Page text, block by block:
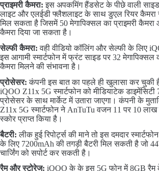
प्राइमरी कैमरा: इस अपकमिंग हैंडसेट के पीछे वाली
लाइट और एलईडी फ्लैशलाइट के साथ डुएल रियर
मिल सकता है जिसमें 50 मेगापिक्सल का प्राइमरी
कैमरा दिया जा सकता है।
सेल्फी कैमरा: वही वीडियो कॉलिंग और सेल्फी के लिए
इस आगामी स्मार्टफोन में फ्रंट साइड पर 32
कैमरा मिलने की संभावना है।
प्रोसेसर:कंपनी इस बात का पहले ही खुलासा कर चुकी
iQOO Z11x 5G स्मार्टफोन को मीडियाटेक डाइमेंसिटी
प्रोसेसर के साथ मार्केट में उतारा जाएगा। कंपनी के
Z11x 5G स्मार्टफोन ने AnTuTu वजन 11 पर 10
स्कोर प्राप्त किया है।
बैटरी:लीक हुई रिपोर्ट्स की माने तो इस दमदार
के लिए 7200mAh की तगड़ी बैटरी मिल सकती है जो
चार्जिंग को सपोर्ट कर सकती है।
रैम और स्टोरेज: iQOO के के इस 5G फोन में 8GB रैम